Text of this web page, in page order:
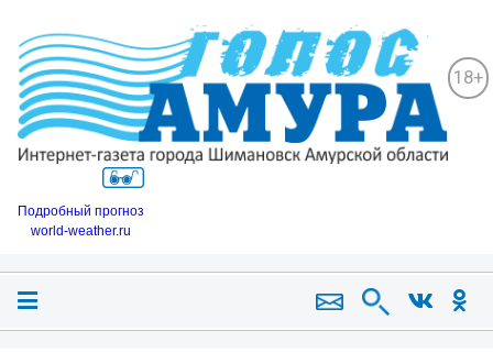
18+
Подробный прогноз
world-weather.ru